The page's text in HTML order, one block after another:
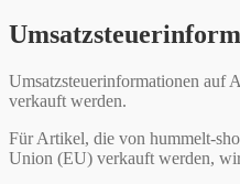
Umsatzsteuerinformationen auf
verkauft werden.
Für Artikel, die von hummelt-
Union (EU) verkauft werden,